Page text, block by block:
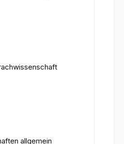
allgemein